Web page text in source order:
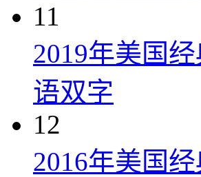
11
2019年美国
语双字
12
2016年美国